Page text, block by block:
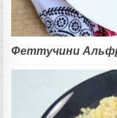
Феттучини